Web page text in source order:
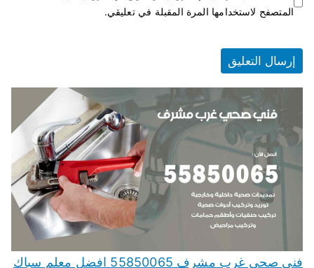
المتصفح لاستخدامها المرة المقبلة في تعليقي.
فني صحي غرب مشرف 55850065 افضل معلم سباك